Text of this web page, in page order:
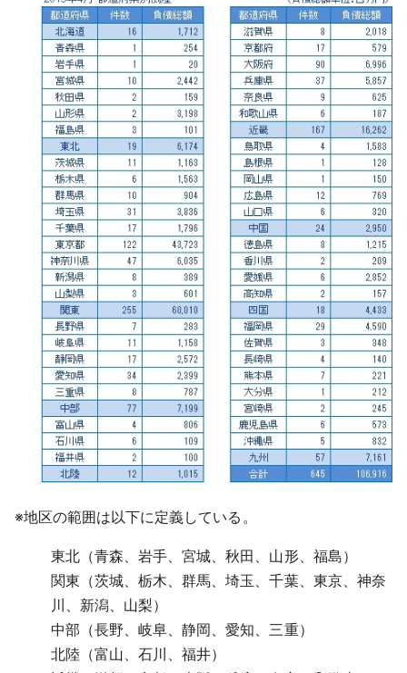
※地区の範囲は以下に定義している。
東北（青森、岩手、宮城、秋田、山形、福島）
関東（茨城、栃木、群馬、埼玉、千葉、東京、神奈
川、新潟、山梨）
中部（長野、岐阜、静岡、愛知、三重）
北陸（富山、石川、福井）